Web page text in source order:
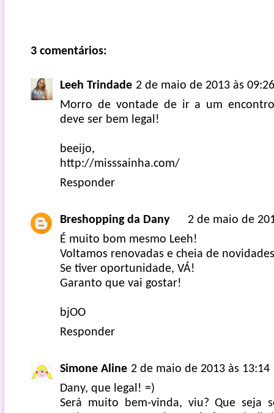
3 comentários:
Leeh Trindade 2 de maio de 2013 às 09:26
Morro de vontade de ir a um
deve ser bem legal!
beeijo,
http://misssainha.com/
Responder
Breshopping da Dany
2 de maio de
É muito bom mesmo Leeh!
Voltamos renovadas e cheia de
Se tiver oportunidade, VÁ!
Garanto que vai gostar!
bjOO
Responder
Simone Aline 2 de maio de 2013 às 13:14
Dany, que legal! =)
Será muito bem-vinda, viu? Que seja